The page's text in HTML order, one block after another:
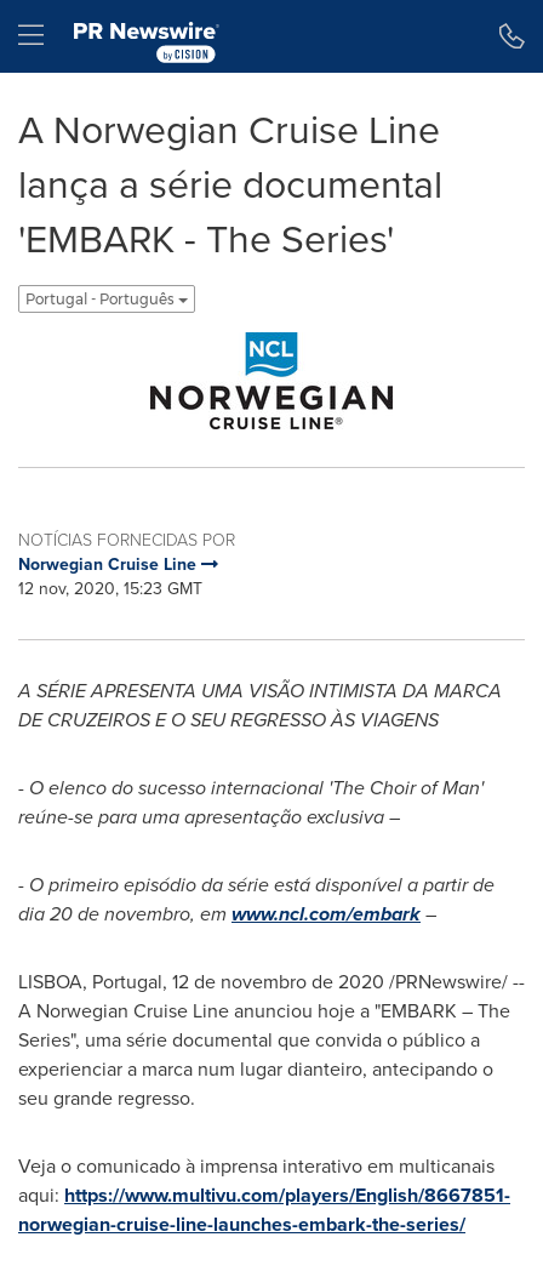
Hamburger menu
A Norwegian Cruise Line
lança a série documental
'EMBARK - The Series'
Portugal - Português
NOTÍCIAS FORNECIDAS POR
Norwegian Cruise Line
12 nov, 2020, 15:23 GMT
A SÉRIE APRESENTA UMA VISÃO INTIMISTA DA MARCA
DE CRUZEIROS E O SEU REGRESSO ÀS VIAGENS
- O elenco do sucesso internacional 'The Choir of Man'
reúne-se para uma apresentação exclusiva –
- O primeiro episódio da série está disponível a partir de
dia 20 de novembro, em www.ncl.com/embark–
LISBOA, Portugal, 12 de novembro de 2020 /PRNewswire/ --
A Norwegian Cruise Line anunciou hoje a "EMBARK – The
Series", uma série documental que convida o público a
experienciar a marca num lugar dianteiro, antecipando o
seu grande regresso.
Veja o comunicado à imprensa interativo em multicanais
aqui: https://www.multivu.com/players/English/8667851-
norwegian-cruise-line-launches-embark-the-series/